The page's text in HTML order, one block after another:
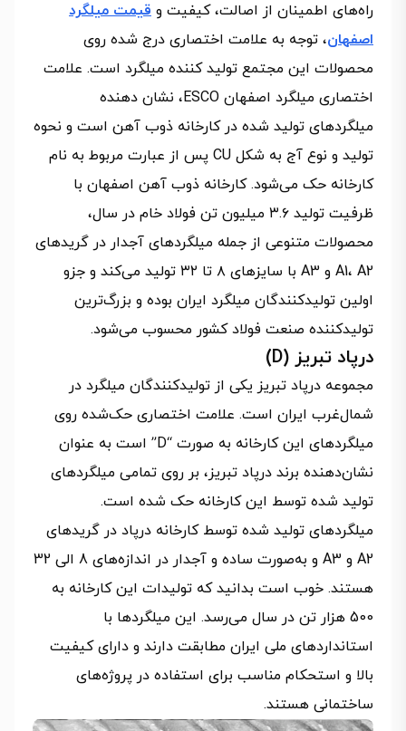
راه‌های اطمینان از اصالت، کیفیت و قیمت میلگرد
اصفهان، توجه به علامت اختصاری درج شده روی
محصولات این مجتمع تولید کننده میلگرد است. علامت
اختصاری میلگرد اصفهان ESCO، نشان دهنده
میلگردهای تولید شده در کارخانه ذوب آهن است و نحوه
تولید و نوع آج به شکل CU پس از عبارت مربوط به نام
کارخانه حک می‌شود. کارخانه ذوب آهن اصفهان با
ظرفیت تولید ۳.۶ میلیون تن فولاد خام در سال،
محصولات متنوعی از جمله میلگردهای آجدار در گریدهای
A1، A2 و A3 با سایزهای ۸ تا ۳۲ تولید می‌کند و جزو
اولین تولیدکنندگان میلگرد ایران بوده و بزرگ‌ترین
تولیدکننده صنعت فولاد کشور محسوب می‌شود.
درپاد تبریز (D)
مجموعه درپاد تبریز یکی از تولیدکنندگان میلگرد در
شمال‌غرب ایران است. علامت اختصاری حک‌شده روی
میلگردهای این کارخانه به صورت “D” است به عنوان
نشان‌دهنده برند درپاد تبریز، بر روی تمامی میلگردهای
تولید شده توسط این کارخانه حک شده است.
میلگردهای تولید شده توسط کارخانه درپاد در گریدهای
A2 و A3 و به‌صورت ساده و آجدار در اندازه‌های 8 الی 32
هستند. خوب است بدانید که تولیدات این کارخانه به
500 هزار تن در سال می‌رسد. این میلگردها با
استانداردهای ملی ایران مطابقت دارند و دارای کیفیت
بالا و استحکام مناسب برای استفاده در پروژه‌های
ساختمانی هستند.